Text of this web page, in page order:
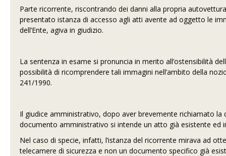
Parte ricorrente, riscontrando dei danni alla propria
presentato istanza di accesso agli atti avente ad oggetto le
dell’Ente, agiva in giudizio.
La sentenza in esame si pronuncia in merito all’ostensibilità
possibilità di ricomprendere tali immagini nell’ambito della
241/1990.
Il giudice amministrativo, dopo aver brevemente richiamato
documento amministrativo si intende un atto già esistente ed
Nel caso di specie, infatti, l’istanza del ricorrente mirava ad
telecamere di sicurezza e non un documento specifico già